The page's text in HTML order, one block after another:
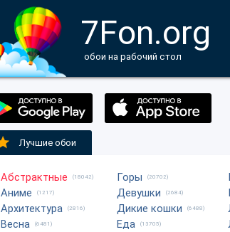
7Fon.org
обои на рабочий стол
Лучшие обои
Абстрактные (18042)
Аниме (1217)
Архитектура (2816)
Весна (6481)
Горы (20702)
Девушки (2684)
Дикие кошки (6488)
Еда (13705)